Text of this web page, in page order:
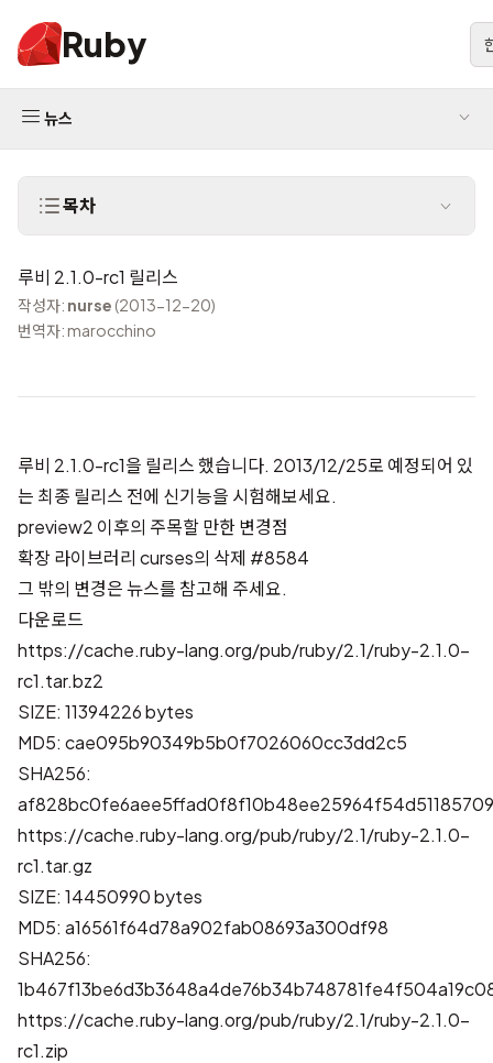
Ruby
뉴스
목차
루비 2.1.0-rc1 릴리스
작성자: nurse (2013-12-20)
번역자: marocchino
루비 2.1.0-rc1을 릴리스 했습니다. 2013/12/25로 예정되어 있
는 최종 릴리스 전에 신기능을 시험해보세요.
preview2 이후의 주목할 만한 변경점
확장 라이브러리 curses의 삭제 #8584
그 밖의 변경은뉴스를 참고해 주세요.
다운로드
https://cache.ruby-lang.org/pub/ruby/2.1/ruby-2.1.0-
rc1.tar.bz2
SIZE: 11394226 bytes
MD5: cae095b90349b5b0f7026060cc3dd2c5
SHA256:
https://cache.ruby-lang.org/pub/ruby/2.1/ruby-2.1.0-
rc1.tar.gz
SIZE: 14450990 bytes
MD5: a16561f64d78a902fab08693a300df98
SHA256:
https://cache.ruby-lang.org/pub/ruby/2.1/ruby-2.1.0-
rc1.zip